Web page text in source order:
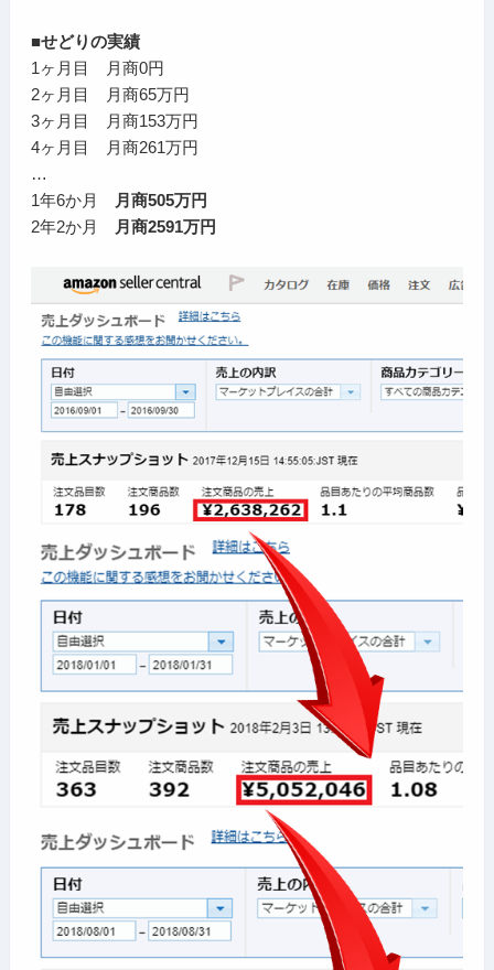
■せどりの実績
1ヶ月目 月商0円
2ヶ月目 月商65万円
3ヶ月目 月商153万円
4ヶ月目 月商261万円
…
1年6か月
月商505万円
2年2か月
月商2591万円